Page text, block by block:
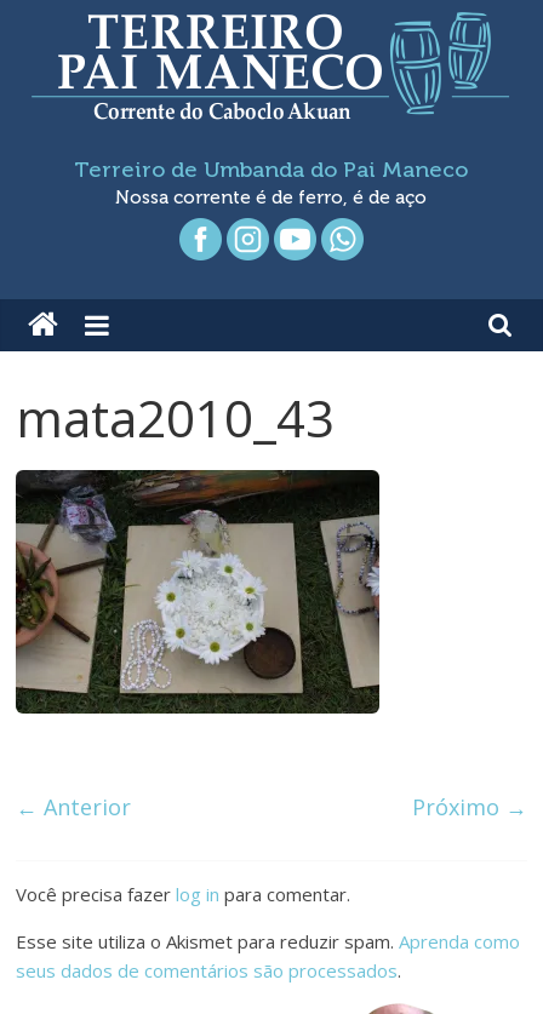
conteúdo
Terreiro
Umbanda
Pai
Maneco
Nossa
Corrente
é
de
Ferro
é
de
Aço
Terreiro de Umbanda do Pai Maneco
Nossa corrente é de ferro, é de aço
mata2010_43
← Anterior Próximo →
Você precisa fazerlog in para comentar.
Esse site utiliza o Akismet para reduzir spam.Aprenda como
seus dados de comentários são processados.